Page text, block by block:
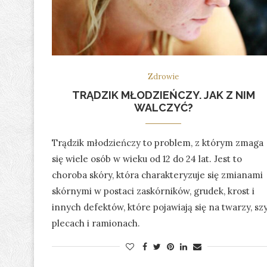
Zdrowie
TRĄDZIK MŁODZIEŃCZY. JAK Z NIM
WALCZYĆ?
Trądzik młodzieńczy to problem, z którym zmaga
się wiele osób w wieku od 12 do 24 lat. Jest to
choroba skóry, która charakteryzuje się zmianami
skórnymi w postaci zaskórników, grudek, krost i
innych defektów, które pojawiają się na twarzy,
plecach i ramionach.